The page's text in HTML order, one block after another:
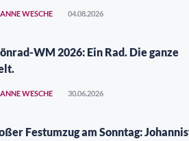
WESCHE 04.08.2026
WM 2026: Ein Rad. Die ganze
WESCHE 30.06.2026
Festumzug am Sonntag: